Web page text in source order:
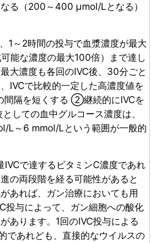
る（200～400 μmol/Lとなる）
1～2時間の投与で血漿濃度が最大
能な濃度の最大100倍）まで達し
大濃度も各回のIVC後、30分ごと
IVCで比較的一定した高濃度値を
隔を短くする ②継続的にIVCを
しての血中グルコース濃度は、
L～6 mmol/Lという範囲が一般的
IVCで達するビタミンC濃度であれ
の両段階を経る可能性があると
あれば、ガン治療においても用
投与によって、ガン細胞への酸化
あります。1回のIVC投与による
であれども、直接的なウイルスの